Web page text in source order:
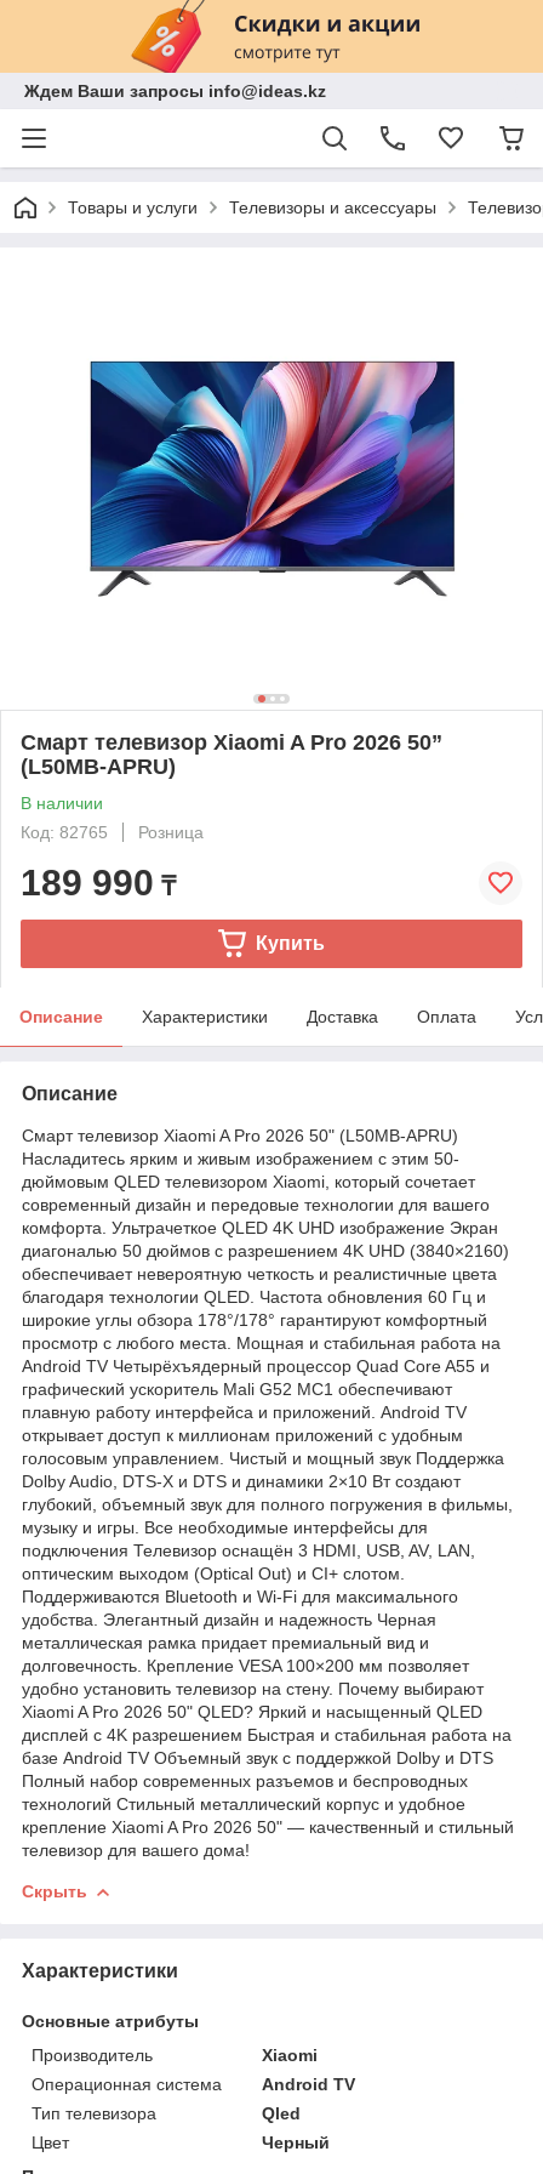
Ждем Ваши запросы info@ideas.kz
Товары и услуги Телевизоры и аксессуары
Смарт телевизор Xiaomi A Pro 2026 50”
(L50MB-APRU)
В наличии
Код: 82765
Розница
189 990 ₸
Купить
Описание Характеристики Доставка Оплата
Описание
Смарт телевизор Xiaomi A Pro 2026 50" (L50MB-APRU)
Насладитесь ярким и живым изображением с этим 50-
дюймовым QLED телевизором Xiaomi, который сочетает
современный дизайн и передовые технологии для вашего
комфорта. Ультрачеткое QLED 4K UHD изображение Экран
диагональю 50 дюймов с разрешением 4K UHD (3840×2160)
обеспечивает невероятную четкость и реалистичные цвета
благодаря технологии QLED. Частота обновления 60 Гц и
широкие углы обзора 178°/178° гарантируют комфортный
просмотр с любого места. Мощная и стабильная работа на
Android TV Четырёхъядерный процессор Quad Core A55 и
графический ускоритель Mali G52 MC1 обеспечивают
плавную работу интерфейса и приложений. Android TV
открывает доступ к миллионам приложений с удобным
голосовым управлением. Чистый и мощный звук Поддержка
Dolby Audio, DTS-X и DTS и динамики 2×10 Вт создают
глубокий, объемный звук для полного погружения в фильмы,
музыку и игры. Все необходимые интерфейсы для
подключения Телевизор оснащён 3 HDMI, USB, AV, LAN,
оптическим выходом (Optical Out) и CI+ слотом.
Поддерживаются Bluetooth и Wi-Fi для максимального
удобства. Элегантный дизайн и надежность Черная
металлическая рамка придает премиальный вид и
долговечность. Крепление VESA 100×200 мм позволяет
удобно установить телевизор на стену. Почему выбирают
Xiaomi A Pro 2026 50" QLED? Яркий и насыщенный QLED
дисплей с 4K разрешением Быстрая и стабильная работа на
базе Android TV Объемный звук с поддержкой Dolby и DTS
Полный набор современных разъемов и беспроводных
технологий Стильный металлический корпус и удобное
крепление Xiaomi A Pro 2026 50" — качественный и стильный
телевизор для вашего дома!
Скрыть
Характеристики
Основные атрибуты
Производитель
Xiaomi
Операционная система
Android TV
Тип телевизора
Qled
Цвет
Черный